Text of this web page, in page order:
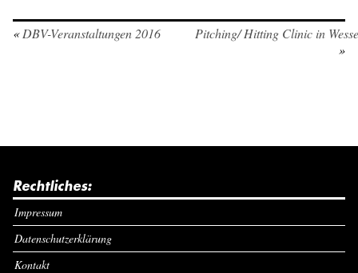
«DBV-Veranstaltungen 2016
Pitching/ Hitting Clinic in
»
Rechtliches:
Impressum
Datenschutzerklärung
Kontakt